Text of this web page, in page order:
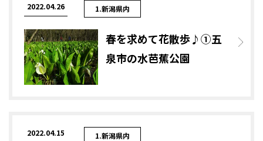
2022.04.26 1.新潟県内
春を求めて花散歩♪①五
泉市の水芭蕉公園
2022.04.15 1.新潟県内